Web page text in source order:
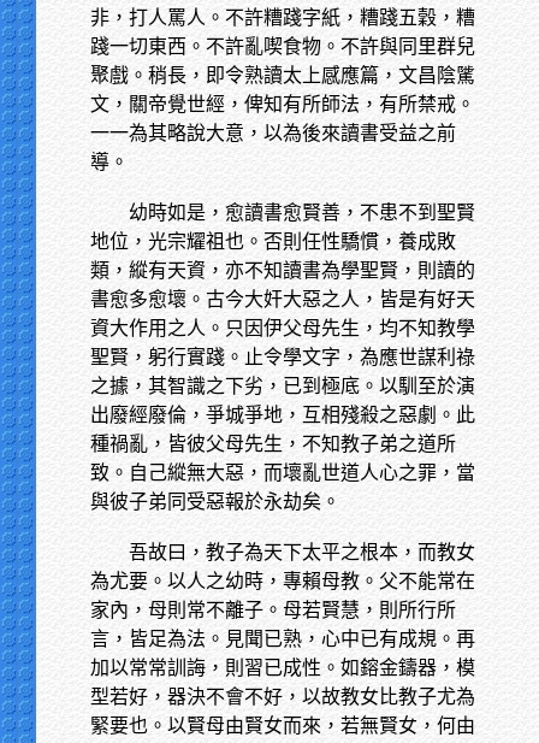
非，打人罵人。不許糟踐字紙，糟踐五穀，糟
踐一切東西。不許亂喫食物。不許與同里群兒
聚戲。稍長，即令熟讀太上感應篇，文昌陰騭
文，關帝覺世經，俾知有所師法，有所禁戒。
一一為其略說大意，以為後來讀書受益之前
導。
幼時如是，愈讀書愈賢善，不患不到聖賢
地位，光宗耀祖也。否則任性驕慣，養成敗
類，縱有天資，亦不知讀書為學聖賢，則讀的
書愈多愈壞。古今大奸大惡之人，皆是有好天
資大作用之人。只因伊父母先生，均不知教學
聖賢，躬行實踐。止令學文字，為應世謀利祿
之據，其智識之下劣，已到極底。以馴至於演
出廢經廢倫，爭城爭地，互相殘殺之惡劇。此
種禍亂，皆彼父母先生，不知教子弟之道所
致。自己縱無大惡，而壞亂世道人心之罪，當
與彼子弟同受惡報於永劫矣。
吾故曰，教子為天下太平之根本，而教女
為尤要。以人之幼時，專賴母教。父不能常在
家內，母則常不離子。母若賢慧，則所行所
言，皆足為法。見聞已熟，心中已有成規。再
加以常常訓誨，則習已成性。如鎔金鑄器，模
型若好，器決不會不好，以故教女比教子尤為
緊要也。以賢母由賢女而來，若無賢女，何由